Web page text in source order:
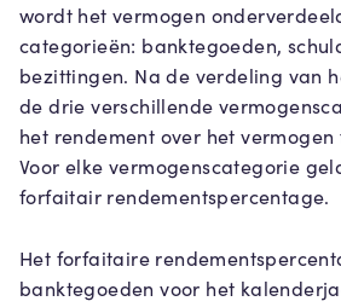
wordt het vermogen
categorieën: banktegoeden,
bezittingen. Na de verdeling van
de drie verschillende
het rendement over het
Voor elke vermogenscategorie
forfaitair rendementspercentage.
Het forfaitaire
banktegoeden voor het